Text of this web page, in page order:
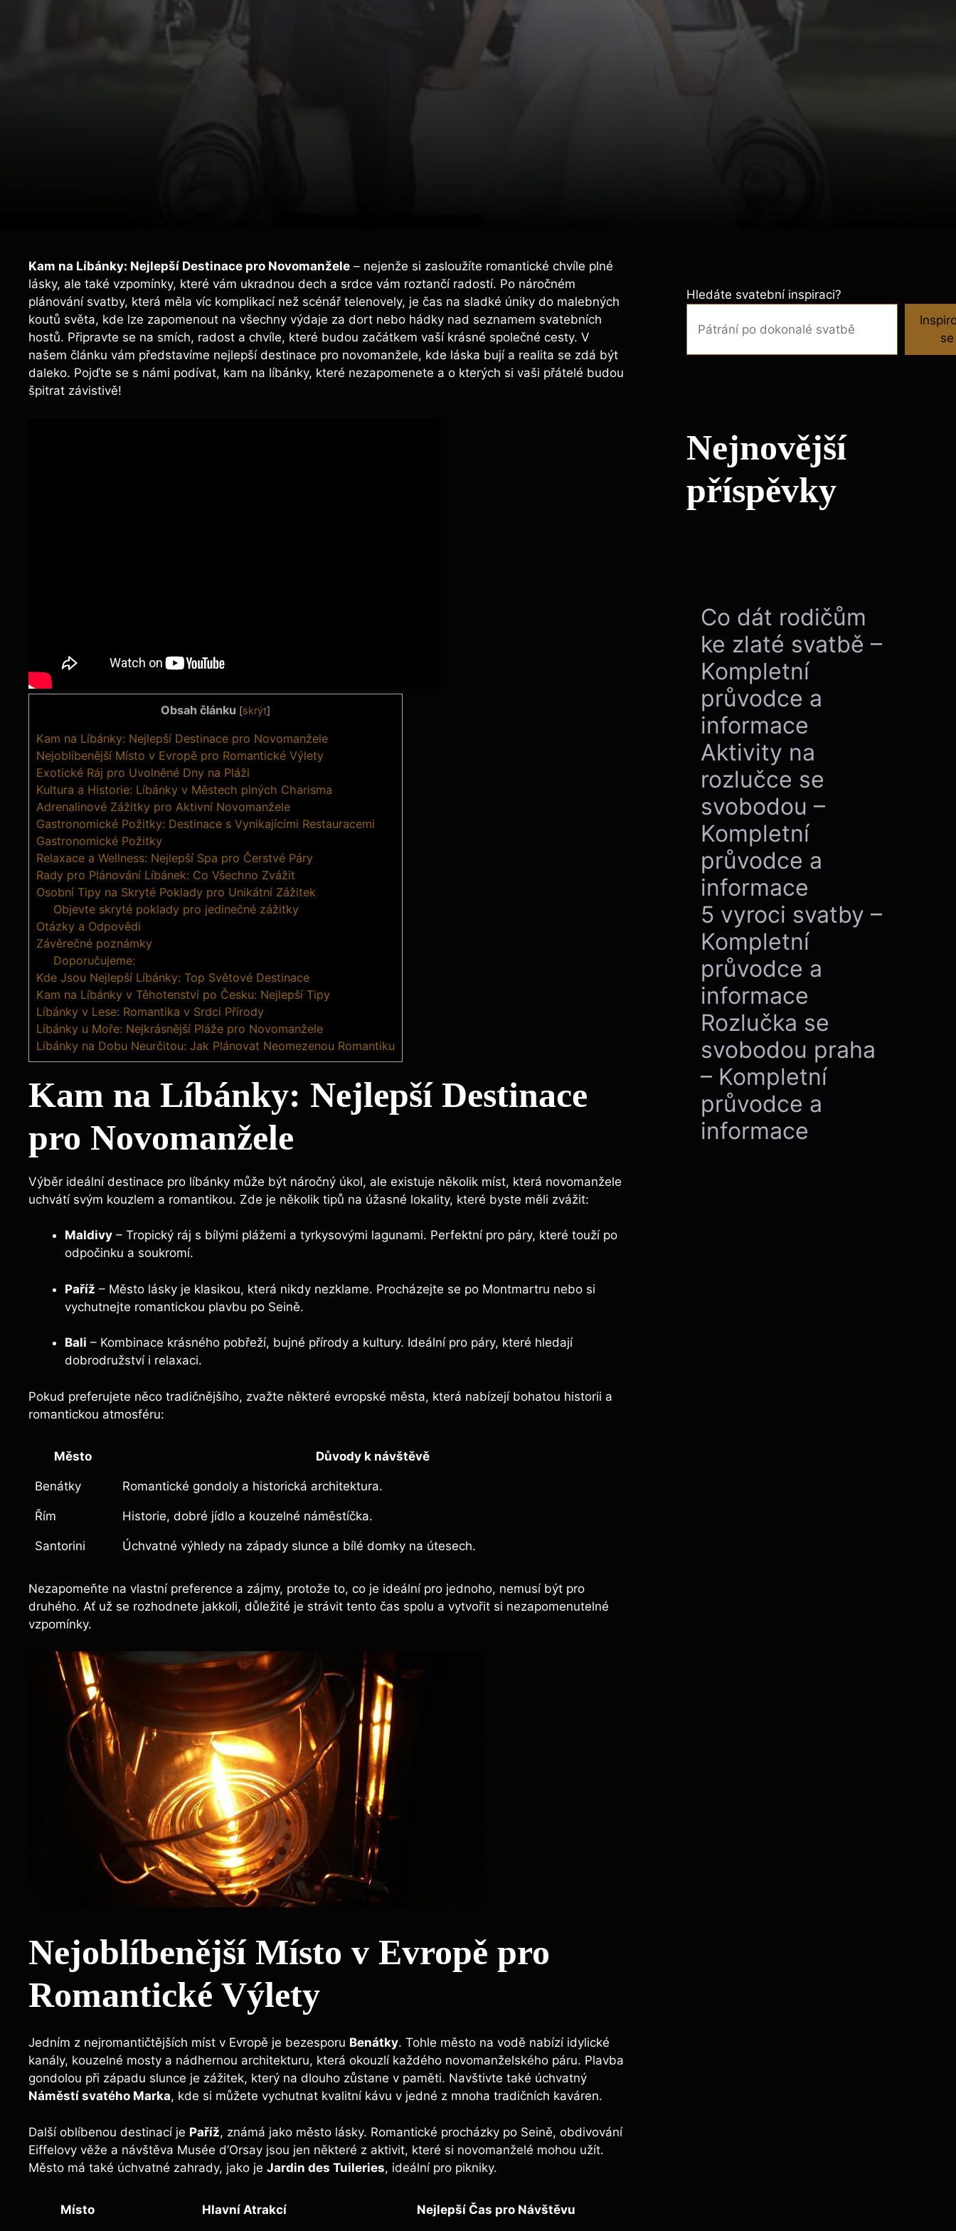
Kam na Líbánky: Nejlepší Destinace pro Novomanžele – nejenže si zasloužíte romantické chvíle plné
lásky, ale také vzpomínky, které vám ukradnou dech a srdce vám roztančí radostí. Po náročném
plánování svatby, která měla víc komplikací než scénář telenovely, je čas na sladké úniky do malebných
koutů světa, kde lze zapomenout na všechny výdaje za dort nebo hádky nad seznamem svatebních
hostů. Připravte se na smích, radost a chvíle, které budou začátkem vaší krásné společné cesty. V
našem článku vám představíme nejlepší destinace pro novomanžele, kde láska bují a realita se zdá být
daleko. Pojďte se s námi podívat, kam na líbánky, které nezapomenete a o kterých si vaši přátelé budou
špitrat závistivě!
Obsah článku [skrýt]
Kam na Líbánky: Nejlepší Destinace pro Novomanžele
Nejoblíbenější Místo v Evropě pro Romantické Výlety
Exotické Ráj pro Uvolněné Dny na Pláži
Kultura a Historie: Líbánky v Městech plných Charisma
Adrenalinové Zážitky pro Aktivní Novomanžele
Gastronomické Požitky: Destinace s Vynikajícími Restauracemi
Gastronomické Požitky
Relaxace a Wellness: Nejlepší Spa pro Čerstvé Páry
Rady pro Plánování Líbánek: Co Všechno Zvážit
Osobní Tipy na Skryté Poklady pro Unikátní Zážitek
Objevte skryté poklady pro jedinečné zážitky
Otázky a Odpovědi
Závěrečné poznámky
Doporučujeme:
Kde Jsou Nejlepší Líbánky: Top Světové Destinace
Kam na Líbánky v Těhotenství po Česku: Nejlepší Tipy
Líbánky v Lese: Romantika v Srdci Přírody
Líbánky u Moře: Nejkrásnější Pláže pro Novomanžele
Líbánky na Dobu Neurčitou: Jak Plánovat Neomezenou Romantiku
Kam na Líbánky: Nejlepší Destinace
pro Novomanžele
Výběr ideální destinace pro líbánky může být náročný úkol, ale existuje několik míst, která novomanžele
uchvátí svým kouzlem a romantikou. Zde je několik tipů na úžasné lokality, které byste měli zvážit:
Maldivy – Tropický ráj s bílými plážemi a tyrkysovými lagunami. Perfektní pro páry, které touží po
odpočinku a soukromí.
Paříž – Město lásky je klasikou, která nikdy nezklame. Procházejte se po Montmartru nebo si
vychutnejte romantickou plavbu po Seině.
Bali – Kombinace krásného pobřeží, bujné přírody a kultury. Ideální pro páry, které hledají
dobrodružství i relaxaci.
Pokud preferujete něco tradičnějšího, zvažte některé evropské města, která nabízejí bohatou historii a
romantickou atmosféru:
Město Důvody k návštěvě
Benátky Romantické gondoly a historická architektura.
Řím Historie, dobré jídlo a kouzelné náměstíčka.
Santorini Úchvatné výhledy na západy slunce a bílé domky na útesech.
Nezapomeňte na vlastní preference a zájmy, protože to, co je ideální pro jednoho, nemusí být pro
druhého. Ať už se rozhodnete jakkoli, důležité je strávit tento čas spolu a vytvořit si nezapomenutelné
vzpomínky.
Nejoblíbenější Místo v Evropě pro
Romantické Výlety
Jedním z nejromantičtějších míst v Evropě je bezesporu Benátky. Tohle město na vodě nabízí idylické
kanály, kouzelné mosty a nádhernou architekturu, která okouzlí každého novomanželského páru. Plavba
gondolou při západu slunce je zážitek, který na dlouho zůstane v paměti. Navštivte také úchvatný
Náměstí svatého Marka, kde si můžete vychutnat kvalitní kávu v jedné z mnoha tradičních kaváren.
Další oblíbenou destinací je Paříž, známá jako město lásky. Romantické procházky po Seině, obdivování
Eiffelovy věže a návštěva Musée d’Orsay jsou jen některé z aktivit, které si novomanželé mohou užít.
Město má také úchvatné zahrady, jako je Jardin des Tuileries, ideální pro pikniky.
Místo Hlavní Atrakcí Nejlepší Čas pro Návštěvu
Hledáte svatební inspiraci?
se
Nejnovější
příspěvky
Co dát rodičům
ke zlaté svatbě –
Kompletní
průvodce a
informace
Aktivity na
rozlučce se
svobodou –
Kompletní
průvodce a
informace
5 vyroci svatby –
Kompletní
průvodce a
informace
Rozlučka se
svobodou praha
– Kompletní
průvodce a
informace